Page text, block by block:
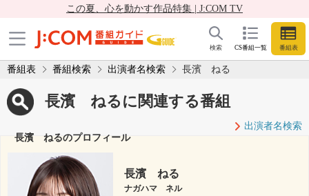
この夏、心を動かす作品特集 | J:COM TV
CS番組一覧 番組表
検索
番組表 番組検索 出演者名検索 長濱 ねる
長濱 ねるに関連する番組
出演者名検索
長濱 ねるのプロフィール
長濱 ねる
ナガハマ ネル